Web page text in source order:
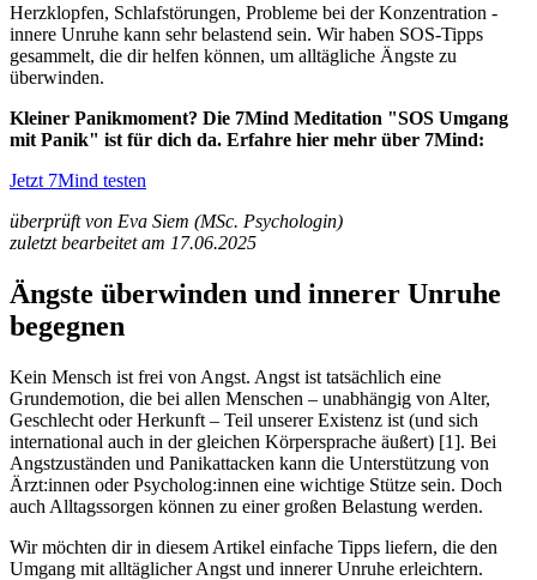
Herzklopfen, Schlafstörungen, Probleme bei der Konzentration -
innere Unruhe kann sehr belastend sein. Wir haben SOS-Tipps
gesammelt, die dir helfen können, um alltägliche Ängste zu
überwinden.
Kleiner Panikmoment? Die 7Mind Meditation "SOS Umgang
mit Panik" ist für dich da. Erfahre hier mehr über 7Mind:
Jetzt 7Mind testen
überprüft von Eva Siem (MSc. Psychologin)
zuletzt bearbeitet am 17.06.2025
Ängste überwinden und innerer Unruhe
begegnen
Kein Mensch ist frei von Angst. Angst ist tatsächlich eine
Grundemotion, die bei allen Menschen – unabhängig von Alter,
Geschlecht oder Herkunft – Teil unserer Existenz ist (und sich
international auch in der gleichen Körpersprache äußert) [1]. Bei
Angstzuständen und Panikattacken kann die Unterstützung von
Ärzt:innen oder Psycholog:innen eine wichtige Stütze sein. Doch
auch Alltagssorgen können zu einer großen Belastung werden.
Wir möchten dir in diesem Artikel einfache Tipps liefern, die den
Umgang mit alltäglicher Angst und innerer Unruhe erleichtern.